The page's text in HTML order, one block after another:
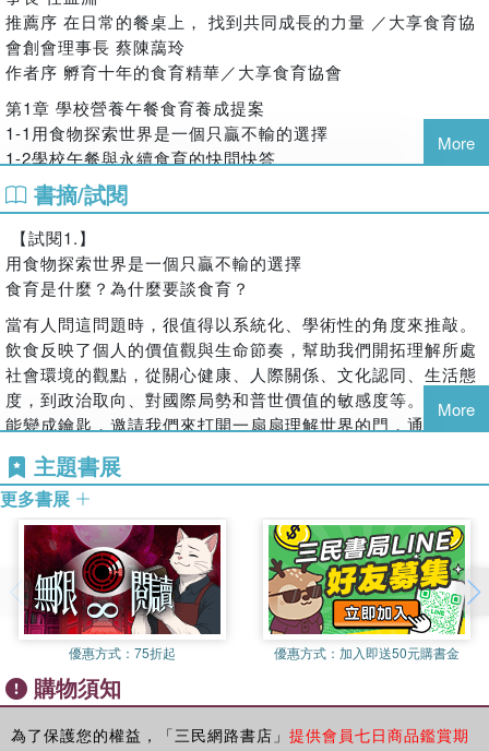
文化傳承，甚至國際經貿等議題，這正是聯合國2015年提出的
17項永續發展目標（SDGs）以及臺灣於2022年通過的《食農
教育法》所關注之核心價值。
育實踐案例，為營養師、教師、家長、孩子教養者提供實用的
食育養成知識與方法，共同陪伴孩子的成長過程。
❤全書分兩大章節，提供實用的食育知識與實踐方法
第一章，以臺日韓的食育現況以及各類食育教案實例，提供食
育教養的正確觀念與實踐方法；
✓【解答用食物探索世界的好處】，從生活場景中逐一點出食
育教養的契機與思考能力，培養敏銳的食育視角。
✓【常見的的9個快問快答】，快速地深入了解學校營養午餐
背後的多重意義，同時增進對校園食育的關注及理解。
✓【校園中常見的4大類、8種提案之食育活動】，附上適合的
對象與建議時間，營養師、教師、家長或任何陪伴孩子成長的
角色，都能從這些提案中發想並設計出適合的學習活動。
線上， 在營養、行為，永續三大層面上逐一實踐自我檢測成
果。
供餐時最需要留意的部分及進行營養教育時最好的方式。
第二章，4個分類食育主題，共72道食譜，提供料理方法及每
日餐桌上最實用的食育觀:
★在地食材→把「吃」轉化為理解土地、支持農業、實踐永續
的行動。
從【解謎豆子】，認識豆類的種類、營養價值、自給率與飲食
文化。
從【走進高粱田，製作高粱掃把】，認識式微的傳統作物品
多作者共同參與分享， 內容豐富不在話下，我們更笑說要收集
大家所提供的營養午餐現場種種光怪陸離素材，足夠再來出一
本《那些年在營養午餐發生的鬼故事》。
的：經由學校午餐的這個主題，我們透過設計、製作、分享食
譜與午餐有關的故事，延伸彼此共享的記憶，每個人用行動參
與這片網絡，讓食物成為串聯的樞紐，這就是食育。
也因此，在《那些年在營養午餐發生的鬼故事》* 前我們先規
劃了第二本專書時，進一步納入了「食育課」的概念。書中彙
整了大享與教育及產業現場夥伴們十年來共同孵育的食育養成
素材，將這些從實踐中淬煉而成的經驗與創意逐一呈現。
百餘位臺日韓專業人士聯手所推出的食譜創作和食育活動精
華，都收在這本書裡了。
我們希望，爸媽們運用書中的食譜，在家中與孩子一起動手
做、享受料理的快樂，也能從食育課的設計中獲得靈感，將共
學的精神帶入日常，陪伴孩子從餐桌上延伸出對食物、土地與
生活的理解。正如料理的創作來自對食物與食材的無限想像，
食育的教學實踐也蘊藏著無窮的可能，每個環節又可以再開展
出更多的滋味。
與第一冊一樣，本書食譜的創作者皆有飲食料理專業，手藝不
用說， 烹調細節當然也難不倒他們，但受限於拍攝環境與製作
流程，無法將攝影分散至每位臺日韓夥伴所在的廚房進行。為
了如實重現食譜的內容、把味道與質地化為可見的形象，我們
再次邀請到施捷夫主廚擔任食譜料理與拍攝工作，謝謝捷夫在
本職崗位、育兒生活與節目拍攝的繁忙行程中應允參與本書製
作，透過他的詮釋，得以讓書中72 道食譜文字呈現出真實豐
富的料理畫面。
最後，再次感謝每一位投入本書的學校供餐與教育現場的工作
夥伴，感謝您們以專業與熱情持續耕耘，讓學生每天都能在校
推薦序 在日常的餐桌上， 找到共同成長的力量 ／大享食育協
會創會理事長 蔡陳藹玲
作者序 孵育十年的食育精華／大享食育協會
第1章 學校營養午餐食育養成提案
1-1用食物探索世界是一個只贏不輸的選擇
1-2學校午餐與永續食育的快問快答
1-3發芽吧！校園裡的食育活動提案
1-4原來，這樣做就是食育！
1-5【特別篇】特殊教育學校的營養午餐與食育
第2章 學校營養午餐食育食譜集
2-1家鄉好味到―學校午餐裡的在地食材
․食育素材百寶箱:解謎豆子
․食育活動萬花筒:走進高粱田―製作高粱掃把
主食―茶香飯
主食―鮮菇南瓜親子炊飯
主食―客家炒粄條
主菜―原風馬告鹹豬肉
主菜―茶香雞翅
主菜―鑲豆腐
主菜―荷葉小米蒸肉
副菜―雙茄肉醬蒸蛋
副菜―赤科山金花燴鮮蔬
副菜―絲絲入扣
副菜―辣拌黃豆芽
副菜―枸杞地瓜葉
副菜―客家菜脯蛋
More
書摘/試閱
【試閱1.】
用食物探索世界是一個只贏不輸的選擇
食育是什麼？為什麼要談食育？
當有人問這問題時，很值得以系統化、學術性的角度來推敲。
飲食反映了個人的價值觀與生命節奏，幫助我們開拓理解所處
社會環境的觀點，從關心健康、人際關係、文化認同、生活態
度，到政治取向、對國際局勢和普世價值的敏感度等。食育可
能變成鑰匙，邀請我們來打開一扇扇理解世界的門，通向一處
但更直接地說，食育就是跟我們每人日常生活緊密相關的思考
與實踐。在教育現場通常以學科為單位，語文數學自然社會有
課綱和課本，討論「吃飯」的食育沒有這些政府專家學者頒訂
的養成素材，卻早已從我們出生起就進行著，也會永遠跟著我
們直到生命結束時刻。
因此，我們不妨將食育看成一個視角的轉向：試著將自己的注
意力回到三餐的飲食生活裡，因為反正人都是要吃飯的吧？ 無
論是實際上或隱喻上，吃飯時看著食物是理所當然的；當我們
把目光轉向食物、餐桌和自己身體的時候，也沒有額外花太多
時間，卻可能看到好玩、實用又有趣的事物。
從食育的視角來照顧自己、關心家人、陪伴學生，在日常生活
More
主題書展
更多書展
優惠方式： 75折起 優惠方式： 加入即送50元購書金
購物須知
為了保護您的權益，「三民網路書店」 提供會員七日商品鑑賞期